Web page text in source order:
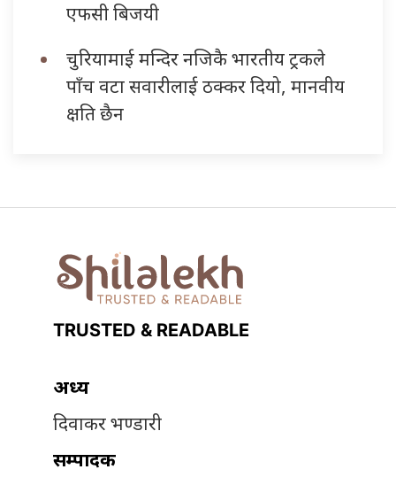
एफसी बिजयी
चुरियामाई मन्दिर नजिकै भारतीय ट्रकले
पाँच वटा सवारीलाई ठक्कर दियो, मानवीय
क्षति छैन
TRUSTED & READABLE
अध्यक्ष
दिवाकर भण्डारी
सम्पादक